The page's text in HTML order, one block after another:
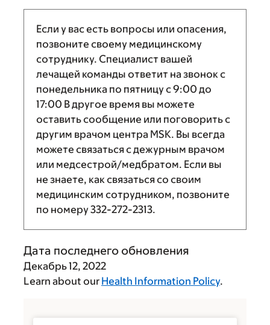
Если у вас есть вопросы или опасения,
позвоните своему медицинскому
сотруднику. Специалист вашей
лечащей команды ответит на звонок с
понедельника по пятницу с9:00 до
17:00 В другое время вы можете
оставить сообщение или поговорить с
другим врачом центра MSK. Вы всегда
можете связаться с дежурным врачом
или медсестрой/медбратом. Если вы
не знаете, как связаться со своим
медицинским сотрудником, позвоните
по номеру332-272-2313.
Дата последнего обновления
Декабрь 12, 2022
Learn about our Health Information Policy.